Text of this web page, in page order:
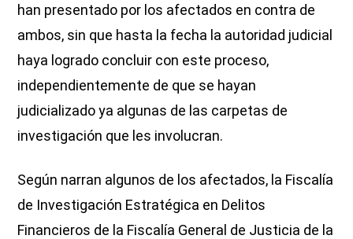
han presentado por los afectados en contra de
ambos, sin que hasta la fecha la autoridad judicial
haya logrado concluir con este proceso,
independientemente de que se hayan
judicializado ya algunas de las carpetas de
investigación que les involucran.
Según narran algunos de los afectados, la Fiscalía
de Investigación Estratégica en Delitos
Financieros de la Fiscalía General de Justicia de la